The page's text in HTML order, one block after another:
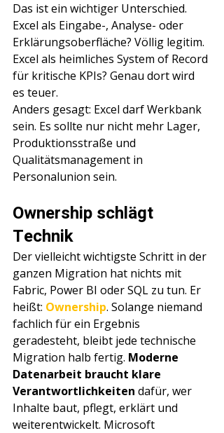
Das ist ein wichtiger Unterschied.
Excel als Eingabe-, Analyse- oder
Erklärungsoberfläche? Völlig legitim.
Excel als heimliches System of Record
für kritische KPIs? Genau dort wird
es teuer.
Anders gesagt: Excel darf Werkbank
sein. Es sollte nur nicht mehr Lager,
Produktionsstraße und
Qualitätsmanagement in
Personalunion sein.
Ownership schlägt
Technik
Der vielleicht wichtigste Schritt in der
ganzen Migration hat nichts mit
Fabric, Power BI oder SQL zu tun. Er
heißt: Ownership. Solange niemand
fachlich für ein Ergebnis
geradesteht, bleibt jede technische
Migration halb fertig. Moderne
Datenarbeit braucht klare
Verantwortlichkeiten dafür, wer
Inhalte baut, pflegt, erklärt und
weiterentwickelt. Microsoft